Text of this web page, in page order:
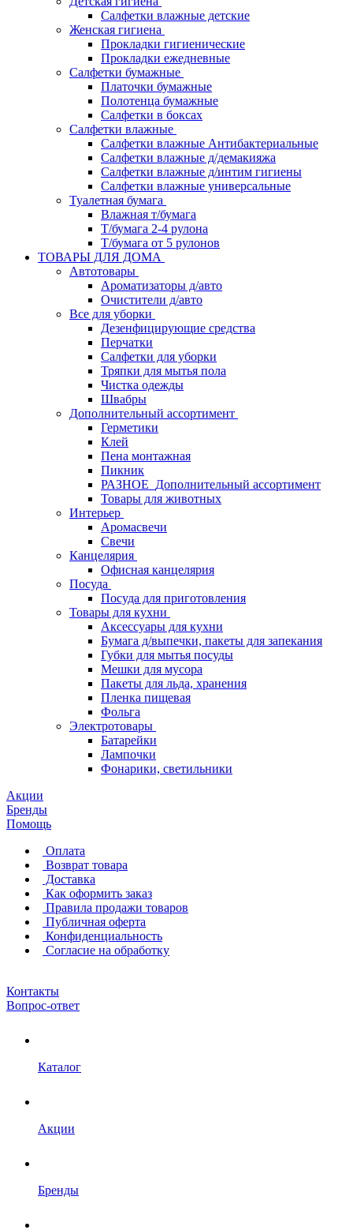
Салфетки влажные детские
Женская гигиена
Прокладки гигиенические
Прокладки ежедневные
Салфетки бумажные
Платочки бумажные
Полотенца бумажные
Салфетки в боксах
Салфетки влажные
Салфетки влажные Антибактериальные
Салфетки влажные д/демакияжа
Салфетки влажные д/интим гигиены
Салфетки влажные универсальные
Туалетная бумага
Влажная т/бумага
Т/бумага 2-4 рулона
Т/бумага от 5 рулонов
ТОВАРЫ ДЛЯ ДОМА
Автотовары
Ароматизаторы д/авто
Очистители д/авто
Все для уборки
Дезенфицирующие средства
Перчатки
Салфетки для уборки
Тряпки для мытья пола
Чистка одежды
Швабры
Дополнительный ассортимент
Герметики
Клей
Пена монтажная
Пикник
РАЗНОЕ_Дополнительный ассортимент
Товары для животных
Интерьер
Аромасвечи
Свечи
Канцелярия
Офисная канцелярия
Посуда
Посуда для приготовления
Товары для кухни
Аксессуары для кухни
Бумага д/выпечки, пакеты для запекания
Губки для мытья посуды
Мешки для мусора
Пакеты для льда, хранения
Пленка пищевая
Фольга
Электротовары
Батарейки
Лампочки
Фонарики, светильники
Акции
Бренды
Помощь
Оплата
Возврат товара
Доставка
Как оформить заказ
Правила продажи товаров
Публичная оферта
Конфиденциальность
Согласие на обработку
Контакты
Вопрос-ответ
Каталог
Акции
Бренды